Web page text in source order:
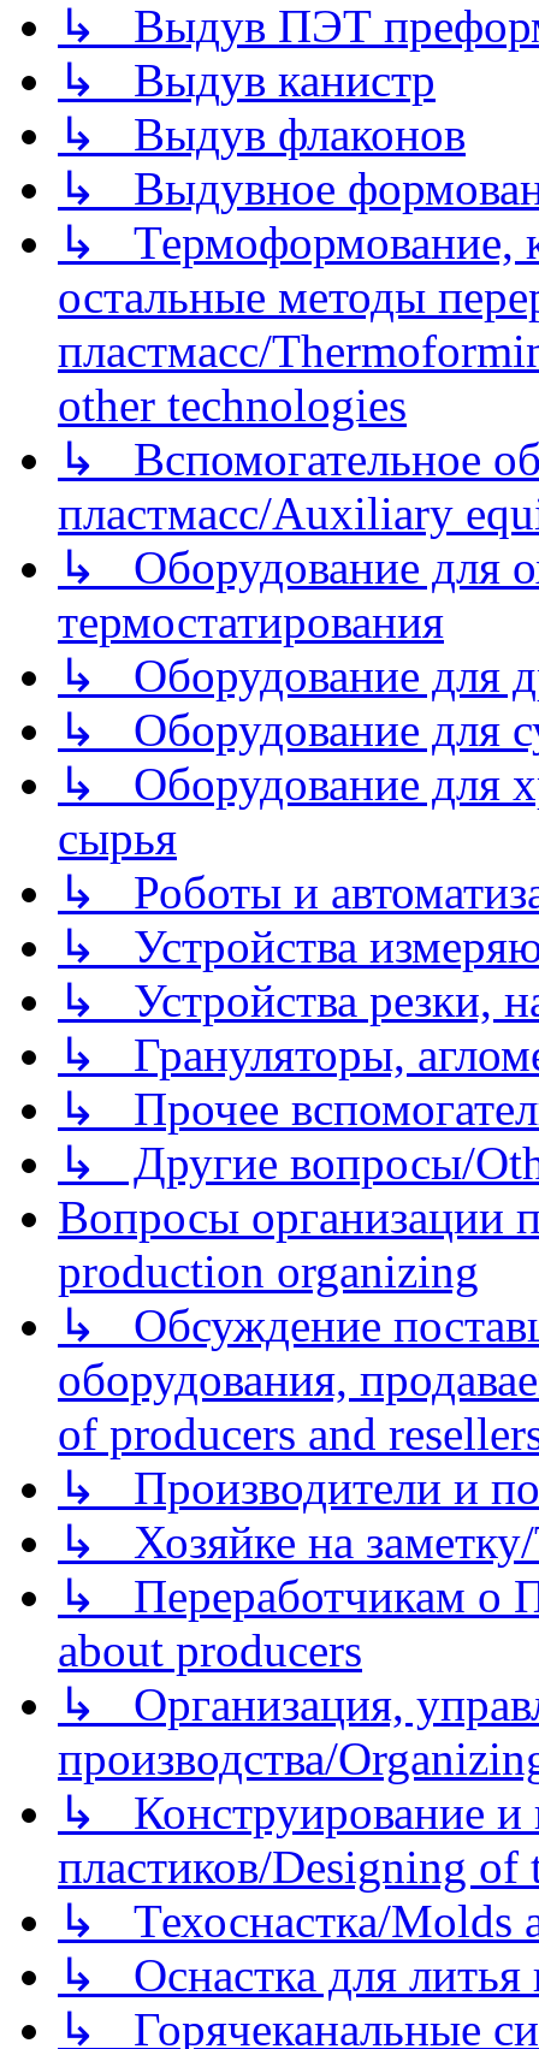
↳ Выдув ПЭТ
↳ Выдув канистр
↳ Выдув флаконов
↳ Выдувное
↳ Термоформование,
остальные методы
пластмасс/
other technologies
↳ Вспомогательное
пластмасс/Auxiliary
↳ Оборудование для
термостатирования
↳ Оборудование для
↳ Оборудование для
↳ Оборудование для
сырья
↳ Роботы и
↳ Устройства
↳ Устройства резки,
↳ Грануляторы,
↳ Прочее
↳ Другие вопросы/
Вопросы организации
production organizing
↳ Обсуждение
оборудования,
of producers and
↳ Производители и
↳ Хозяйке на
↳ Переработчикам о
about producers
↳ Организация,
производства/
↳ Конструирование и
пластиков/Designing of
↳ Техоснастка/Molds
↳ Оснастка для литья
↳ Горячеканальные